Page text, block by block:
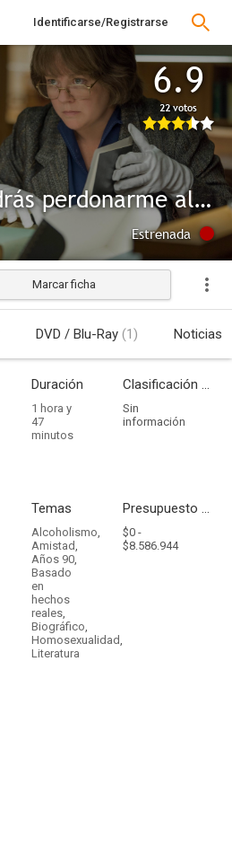
Identificarse/Registrarse
6.9
22 votos
¿Podrás perdonarme algún día?
Estrenada
Marcar ficha
DVD / Blu-Ray (1) Noticias
Duración
1 hora y
47
minutos
Clasificación por edades
Sin
información
Temas
Alcoholismo,
Amistad,
Años 90,
Basado
en
hechos
reales,
Biográfico,
Homosexualidad,
Literatura
Presupuesto - Ingresos
$0 -
$8.586.944